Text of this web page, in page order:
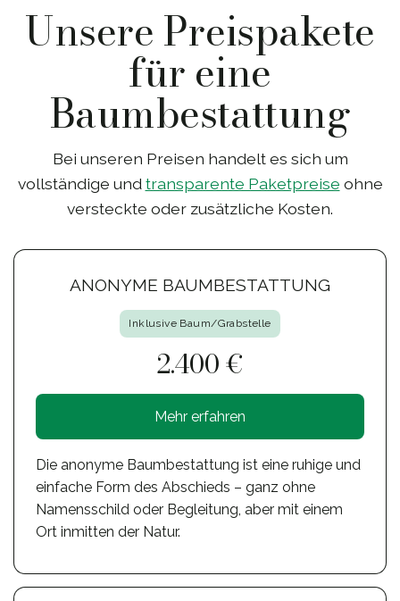
Unsere Preispakete
für eine
Baumbestattung
Bei unseren Preisen handelt es sich um
vollständige und transparente Paketpreise ohne
versteckte oder zusätzliche Kosten.
ANONYME BAUMBESTATTUNG
Inklusive Baum/Grabstelle
2.400 €
Mehr erfahren
Die anonyme Baumbestattung ist eine ruhige und
einfache Form des Abschieds – ganz ohne
Namensschild oder Begleitung, aber mit einem
Ort inmitten der Natur.